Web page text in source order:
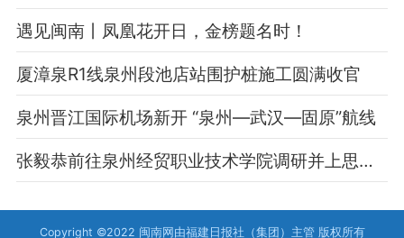
遇见闽南丨凤凰花开日，金榜题名时！
厦漳泉R1线泉州段池店站围护桩施工圆满收官
泉州晋江国际机场新开 “泉州—武汉—固原”航线
张毅恭前往泉州经贸职业技术学院调研并上思政课
Copyright ©2022 闽南网由福建日报社（集团）主管 版权所有